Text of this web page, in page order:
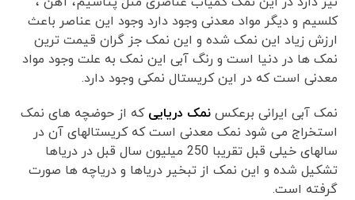
کلسیم و دیگر مواد معدنی وجود دارد وجود این عناصر باعث
ارزش زیاد این نمک شده و این نمک جز گران قیمت ترین
نمک ها در دنیا است و رنگ آبی این نمک به علت وجود مواد
معدنی است که در این کریستال نمکی وجود دارد.
نمک آبی ایرانی برعکس نمک دریایی که از حوضچه های نمک
استخراج می شود نمک معدنی است که کریستالهای آن در
سالهای خیلی قبل تقریبا 250 میلیون سال قبل در دریاها
تشکیل شده و این نمک از تبخیر دریاها و دریاچه ها صورت
گرفته است.